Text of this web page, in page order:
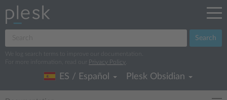
Search
We log search terms to improve our documentation.
For more information, read our
Privacy Policy
ES / Español Plesk Obsidian